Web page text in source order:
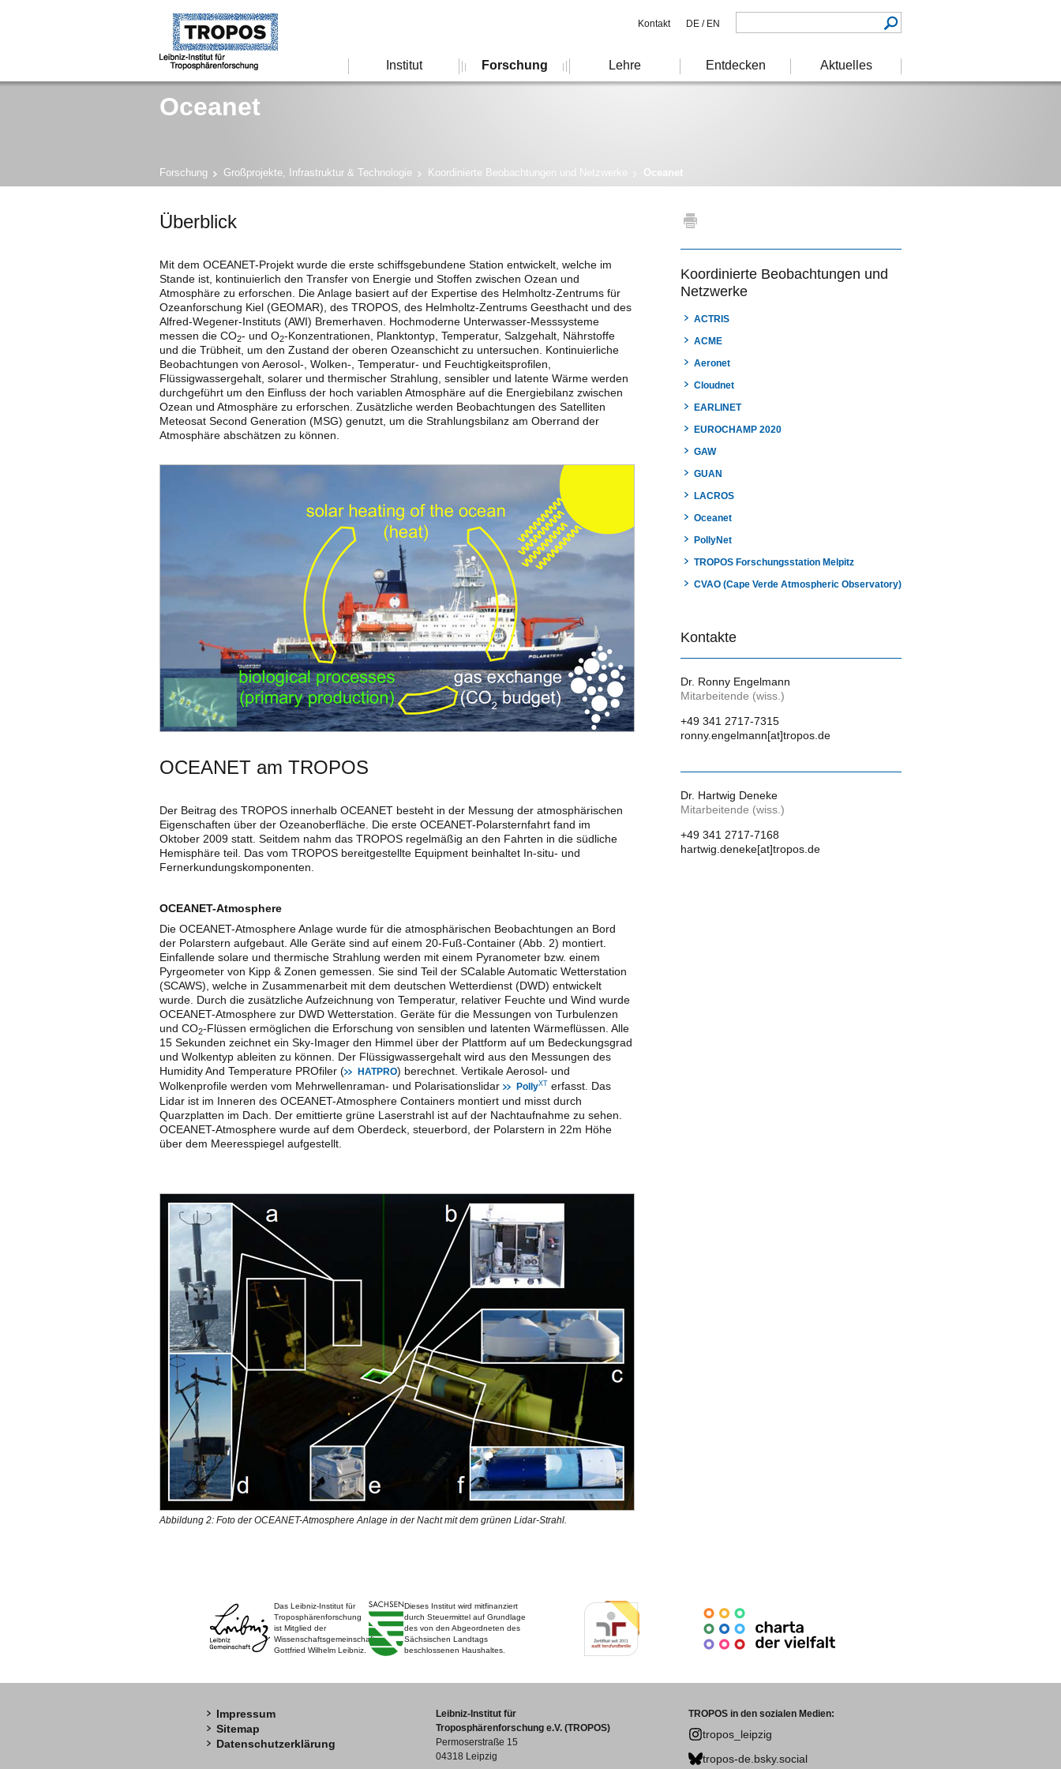
Oceanet
Forschung Großprojekte, Infrastruktur & Technologie Koordinierte Beobachtungen und Netzwerke Oceanet
Überblick
Mit dem OCEANET-Projekt wurde die erste schiffsgebundene Station entwickelt, welche im
Stande ist, kontinuierlich den Transfer von Energie und Stoffen zwischen Ozean und
Atmosphäre zu erforschen. Die Anlage basiert auf der Expertise des Helmholtz-Zentrums für
Ozeanforschung Kiel (GEOMAR), des TROPOS, des Helmholtz-Zentrums Geesthacht und des
Alfred-Wegener-Instituts (AWI) Bremerhaven. Hochmoderne Unterwasser-Messsysteme
messen die CO2- und O2-Konzentrationen, Planktontyp, Temperatur, Salzgehalt, Nährstoffe
und die Trübheit, um den Zustand der oberen Ozeanschicht zu untersuchen. Kontinuierliche
Beobachtungen von Aerosol-, Wolken-, Temperatur- und Feuchtigkeitsprofilen,
Flüssigwassergehalt, solarer und thermischer Strahlung, sensibler und latente Wärme werden
durchgeführt um den Einfluss der hoch variablen Atmosphäre auf die Energiebilanz zwischen
Ozean und Atmosphäre zu erforschen. Zusätzliche werden Beobachtungen des Satelliten
Meteosat Second Generation (MSG) genutzt, um die Strahlungsbilanz am Oberrand der
Atmosphäre abschätzen zu können.
OCEANET am TROPOS
Der Beitrag des TROPOS innerhalb OCEANET besteht in der Messung der atmosphärischen
Eigenschaften über der Ozeanoberfläche. Die erste OCEANET-Polarsternfahrt fand im
Oktober 2009 statt. Seitdem nahm das TROPOS regelmäßig an den Fahrten in die südliche
Hemisphäre teil. Das vom TROPOS bereitgestellte Equipment beinhaltet In-situ- und
Fernerkundungskomponenten.
OCEANET-Atmosphere
Die OCEANET-Atmosphere Anlage wurde für die atmosphärischen Beobachtungen an Bord
der Polarstern aufgebaut. Alle Geräte sind auf einem 20-Fuß-Container (Abb. 2) montiert.
Einfallende solare und thermische Strahlung werden mit einem Pyranometer bzw. einem
Pyrgeometer von Kipp & Zonen gemessen. Sie sind Teil der SCalable Automatic Wetterstation
(SCAWS), welche in Zusammenarbeit mit dem deutschen Wetterdienst (DWD) entwickelt
wurde. Durch die zusätzliche Aufzeichnung von Temperatur, relativer Feuchte und Wind wurde
OCEANET-Atmosphere zur DWD Wetterstation. Geräte für die Messungen von Turbulenzen
und CO2-Flüssen ermöglichen die Erforschung von sensiblen und latenten Wärmeflüssen. Alle
15 Sekunden zeichnet ein Sky-Imager den Himmel über der Plattform auf um Bedeckungsgrad
und Wolkentyp ableiten zu können. Der Flüssigwassergehalt wird aus den Messungen des
Humidity And Temperature PROfiler (
HATPRO) berechnet. Vertikale Aerosol- und
Wolkenprofile werden vom Mehrwellenraman- und Polarisationslidar
PollyXT erfasst. Das
Lidar ist im Inneren des OCEANET-Atmosphere Containers montiert und misst durch
Quarzplatten im Dach. Der emittierte grüne Laserstrahl ist auf der Nachtaufnahme zu sehen.
OCEANET-Atmosphere wurde auf dem Oberdeck, steuerbord, der Polarstern in 22m Höhe
über dem Meeresspiegel aufgestellt.
Abbildung 2: Foto der OCEANET-Atmosphere Anlage in der Nacht mit dem grünen Lidar-Strahl.
Koordinierte Beobachtungen und
Netzwerke
ACTRIS
ACME
Aeronet
Cloudnet
EARLINET
EUROCHAMP 2020
GAW
GUAN
LACROS
Oceanet
PollyNet
TROPOS Forschungsstation Melpitz
CVAO (Cape Verde Atmospheric Observatory)
Kontakte
Dr. Ronny Engelmann
Mitarbeitende (wiss.)
+49 341 2717-7315
ronny.engelmann[at]tropos.de
Dr. Hartwig Deneke
Mitarbeitende (wiss.)
+49 341 2717-7168
hartwig.deneke[at]tropos.de
Das Leibniz-Institut für
Troposphärenforschung
ist Mitglied der
Wissenschaftsgemeinschaft
Gottfried Wilhelm Leibniz.
Dieses Institut wird mitfinanziert
durch Steuermittel auf Grundlage
des von den Abgeordneten des
Sächsischen Landtags
beschlossenen Haushaltes.
Impressum
Sitemap
Datenschutzerklärung
Leibniz-Institut für
Troposphärenforschung e.V. (TROPOS)
Permoserstraße 15
04318 Leipzig
TROPOS in den sozialen Medien:
tropos_leipzig
tropos-de.bsky.social
Institut Forschung Lehre Entdecken Aktuelles
Kontakt DE /EN